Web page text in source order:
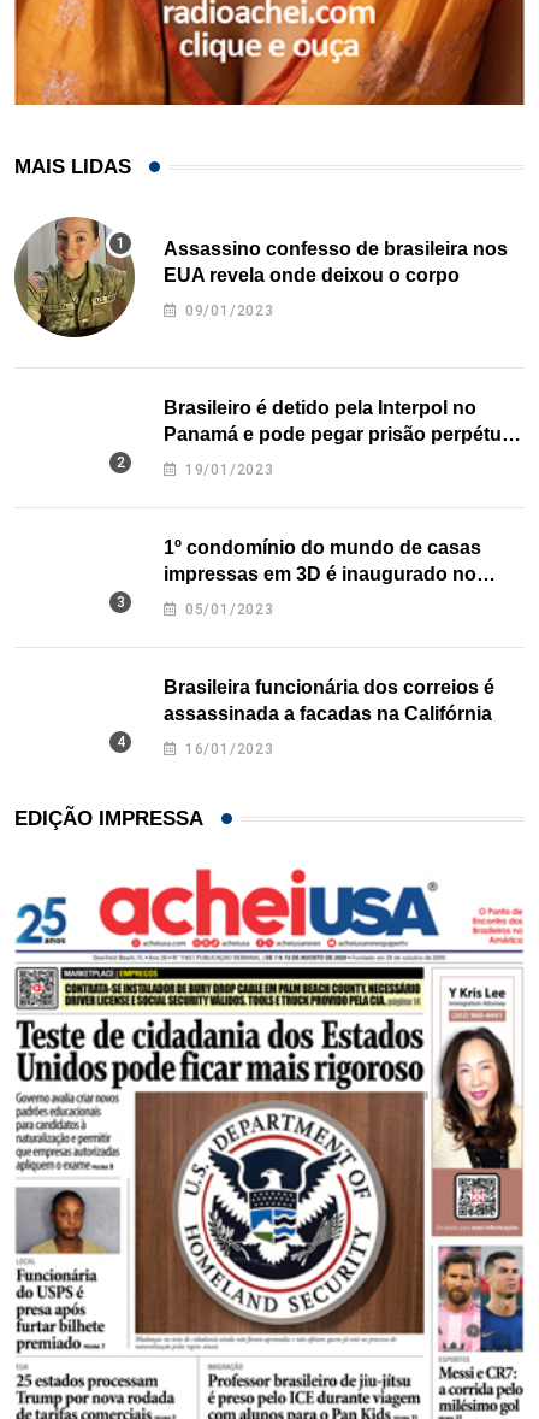
MAIS LIDAS
Assassino confesso de brasileira nos
EUA revela onde deixou o corpo
09/01/2023
Brasileiro é detido pela Interpol no
Panamá e pode pegar prisão perpétua
nos EUA
19/01/2023
1º condomínio do mundo de casas
impressas em 3D é inaugurado no
Texas
05/01/2023
Brasileira funcionária dos correios é
assassinada a facadas na Califórnia
16/01/2023
EDIÇÃO IMPRESSA